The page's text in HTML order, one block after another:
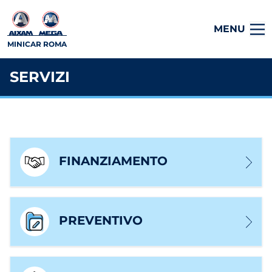
MINICAR ROMA
MENU
SERVIZI
FINANZIAMENTO
PREVENTIVO